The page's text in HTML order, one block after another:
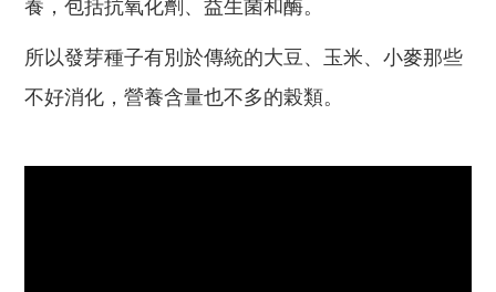
所以發芽種子有別於傳統的大豆、玉米、小麥那些
不好消化，營養含量也不多的榖類。